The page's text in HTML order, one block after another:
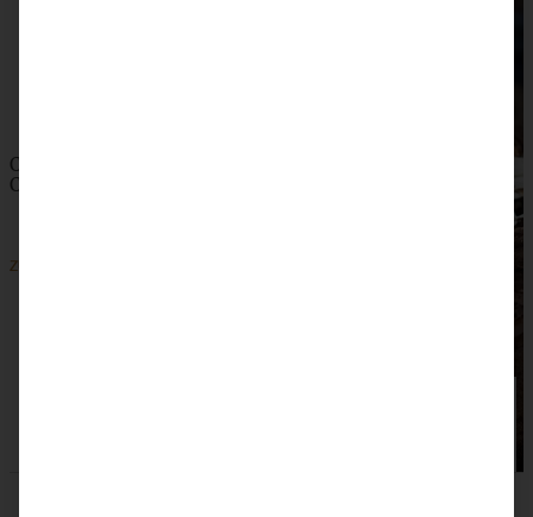
Cremiger Schokoladen-Cheesecake – Chocolate
Cheesecake
ZUM BEITRAG